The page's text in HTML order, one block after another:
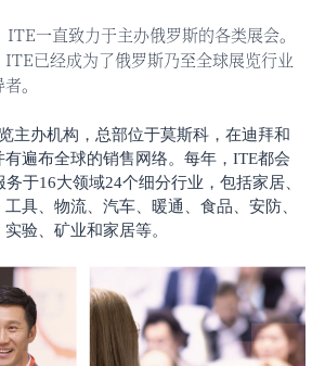
ITE一直致力于主办俄罗斯的各类展会。
已经成为了俄罗斯乃至全球展览行业
。
主办机构，总部位于莫斯科，在迪拜和
遍布全球的销售网络。每年，ITE都会
于16大领域24个细分行业，包括家居、
具、物流、汽车、暖通、食品、安防、
验、矿业和家居等。